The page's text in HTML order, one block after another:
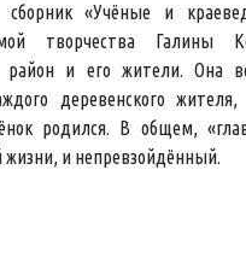
«Учёные и
творчества Галины
район и его жители. Она
деревенского
родился. В общем,
жизни, и непревзойдённый.